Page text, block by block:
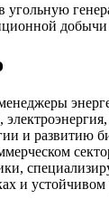
угольную
и развитию
и устойчивом